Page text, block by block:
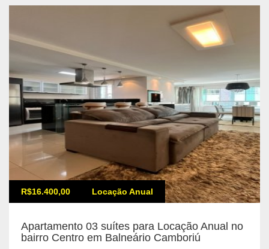
R$16.400,00 Locação Anual
Apartamento 03 suítes para Locação Anual no
bairro Centro em Balneário Camboriú